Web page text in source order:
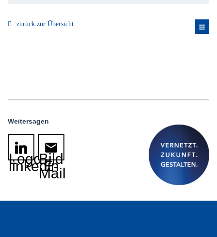
zurück zur Übersicht apps
Weitersagen
Logo
linkedin
Bild
E-
Mail